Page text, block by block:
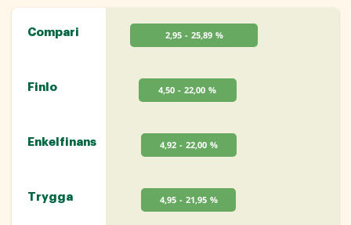
Compari 2,95 - 25,89 %
Finlo 4,50 - 22,00 %
Enkelfinans 4,92 - 22,00 %
Trygga 4,95 - 21,95 %